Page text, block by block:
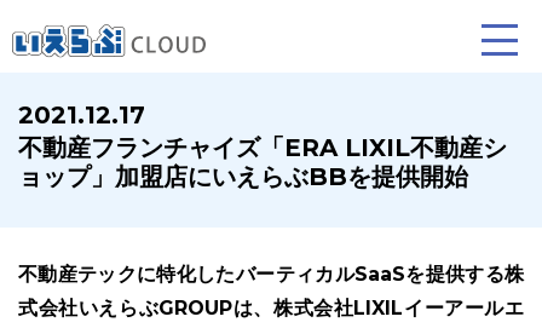
賃貸仲介 売買仲介 賃貸管理
2021.12.17
不動産フランチャイズ「ERA LIXIL不動産シ
ョップ」加盟店にいえらぶBBを提供開始
不動産テックに特化したバーティカルSaaSを提供する株
式会社いえらぶGROUPは、株式会社LIXILイーアールエ